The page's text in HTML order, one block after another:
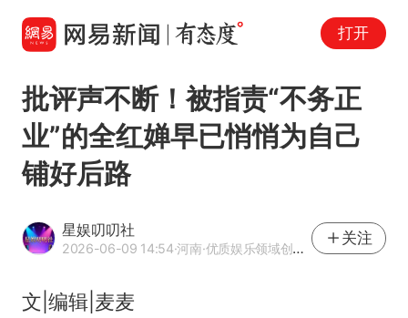
打开
批评声不断！被指责“不务正
业”的全红婵早已悄悄为自己
铺好后路
星娱叨叨社
2026-06-09 14:54·河南·优质娱乐领域创作者
关注
文|编辑|麦麦